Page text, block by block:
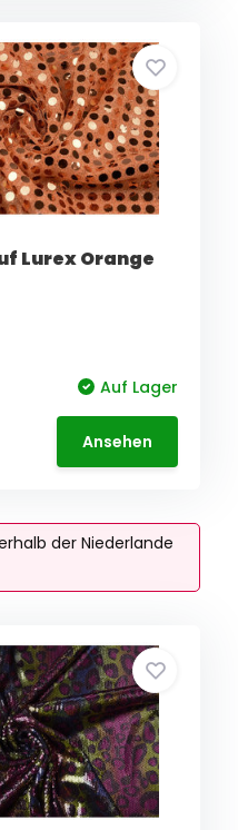
Lurex Orange
Auf Lager
Ansehen
der Niederlande